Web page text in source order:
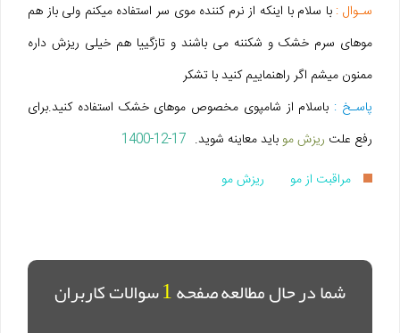
سـوال :با سلام با اینکه از نرم کننده موی سر استفاده میکنم ولی باز هم
موهای سرم خشک و شکننه می باشند و تازگییا هم خیلی ریزش داره
ممنون میشم اگر راهنماییم کنید با تشکر
پاسـخ : باسلام از شامپوی مخصوص موهای خشک استفاده کنید.برای
رفع علت ریزش موباید معاینه شوید. 1400-12-17
مراقبت از مو
ریزش مو
شما در حال مطالعه صفحه1سوالات کاربران